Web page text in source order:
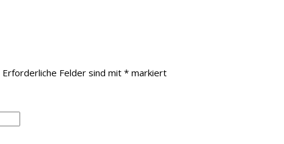
Erforderliche Felder sind mit * markiert